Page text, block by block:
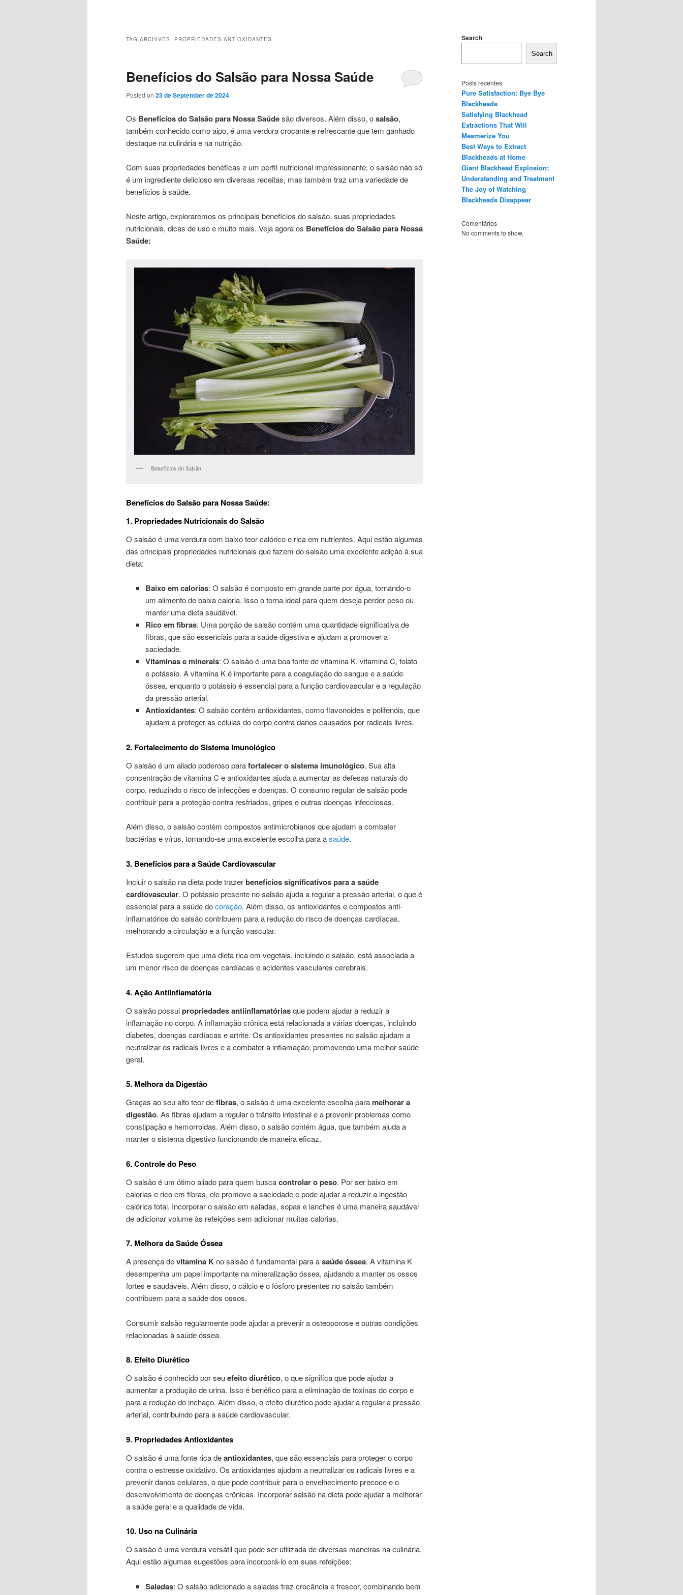
TAG ARCHIVES: PROPRIEDADES ANTIOXIDANTES
Benefícios do Salsão para Nossa Saúde
Posted on 23 de September de 2024
Os Benefícios do Salsão para Nossa Saúdesão diversos. Além disso, osalsão,
também conhecido como aipo, é uma verdura crocante e refrescante que tem ganhado
destaque na culinária e na nutrição.
Com suas propriedades benéficas e um perfil nutricional impressionante, o salsão não só
é um ingrediente delicioso em diversas receitas, mas também traz uma variedade de
benefícios à saúde.
Neste artigo, exploraremos os principais benefícios do salsão, suas propriedades
nutricionais, dicas de uso e muito mais. Veja agora os Benefícios do Salsão para Nossa
Saúde:
Benefícios do Salsão
Benefícios do Salsão para Nossa Saúde:
1. Propriedades Nutricionais do Salsão
O salsão é uma verdura com baixo teor calórico e rica em nutrientes. Aqui estão algumas
das principais propriedades nutricionais que fazem do salsão uma excelente adição à sua
dieta:
Baixo em calorias: O salsão é composto em grande parte por água, tornando-o
um alimento de baixa caloria. Isso o torna ideal para quem deseja perder peso ou
manter uma dieta saudável.
Rico em fibras: Uma porção de salsão contém uma quantidade significativa de
fibras, que são essenciais para a saúde digestiva e ajudam a promover a
saciedade.
Vitaminas e minerais: O salsão é uma boa fonte de vitamina K, vitamina C, folato
e potássio. A vitamina K é importante para a coagulação do sangue e a saúde
óssea, enquanto o potássio é essencial para a função cardiovascular e a regulação
da pressão arterial.
Antioxidantes: O salsão contém antioxidantes, como flavonoides e polifenóis, que
ajudam a proteger as células do corpo contra danos causados por radicais livres.
2. Fortalecimento do Sistema Imunológico
O salsão é um aliado poderoso parafortalecer o sistema imunológico. Sua alta
concentração de vitamina C e antioxidantes ajuda a aumentar as defesas naturais do
corpo, reduzindo o risco de infecções e doenças. O consumo regular de salsão pode
contribuir para a proteção contra resfriados, gripes e outras doenças infecciosas.
Além disso, o salsão contém compostos antimicrobianos que ajudam a combater
bactérias e vírus, tornando-se uma excelente escolha para asaúde.
3. Benefícios para a Saúde Cardiovascular
Incluir o salsão na dieta pode trazerbenefícios significativos para a saúde
cardiovascular. O potássio presente no salsão ajuda a regular a pressão arterial, o que é
essencial para a saúde docoração. Além disso, os antioxidantes e compostos anti-
inflamatórios do salsão contribuem para a redução do risco de doenças cardíacas,
melhorando a circulação e a função vascular.
Estudos sugerem que uma dieta rica em vegetais, incluindo o salsão, está associada a
um menor risco de doenças cardíacas e acidentes vasculares cerebrais.
4. Ação Antiinflamatória
O salsão possuipropriedades antiinflamatóriasque podem ajudar a reduzir a
inflamação no corpo. A inflamação crônica está relacionada a várias doenças, incluindo
diabetes, doenças cardíacas e artrite. Os antioxidantes presentes no salsão ajudam a
neutralizar os radicais livres e a combater a inflamação, promovendo uma melhor saúde
geral.
5. Melhora da Digestão
Graças ao seu alto teor defibras, o salsão é uma excelente escolha para melhorar a
digestão. As fibras ajudam a regular o trânsito intestinal e a prevenir problemas como
constipação e hemorroidas. Além disso, o salsão contém água, que também ajuda a
manter o sistema digestivo funcionando de maneira eficaz.
6. Controle do Peso
O salsão é um ótimo aliado para quem buscacontrolar o peso. Por ser baixo em
calorias e rico em fibras, ele promove a saciedade e pode ajudar a reduzir a ingestão
calórica total. Incorporar o salsão em saladas, sopas e lanches é uma maneira saudável
de adicionar volume às refeições sem adicionar muitas calorias.
7. Melhora da Saúde Óssea
A presença devitamina K no salsão é fundamental para asaúde óssea. A vitamina K
desempenha um papel importante na mineralização óssea, ajudando a manter os ossos
fortes e saudáveis. Além disso, o cálcio e o fósforo presentes no salsão também
contribuem para a saúde dos ossos.
Consumir salsão regularmente pode ajudar a prevenir a osteoporose e outras condições
relacionadas à saúde óssea.
8. Efeito Diurético
O salsão é conhecido por seuefeito diurético, o que significa que pode ajudar a
aumentar a produção de urina. Isso é benéfico para a eliminação de toxinas do corpo e
para a redução do inchaço. Além disso, o efeito diurético pode ajudar a regular a pressão
arterial, contribuindo para a saúde cardiovascular.
9. Propriedades Antioxidantes
O salsão é uma fonte rica deantioxidantes, que são essenciais para proteger o corpo
contra o estresse oxidativo. Os antioxidantes ajudam a neutralizar os radicais livres e a
prevenir danos celulares, o que pode contribuir para o envelhecimento precoce e o
desenvolvimento de doenças crônicas. Incorporar salsão na dieta pode ajudar a melhorar
a saúde geral e a qualidade de vida.
10. Uso na Culinária
O salsão é uma verdura versátil que pode ser utilizada de diversas maneiras na culinária.
Aqui estão algumas sugestões para incorporá-lo em suas refeições:
Saladas: O salsão adicionado a saladas traz crocância e frescor, combinando bem
Search
Search
Posts recentes
Pure Satisfaction: Bye Bye
Blackheads
Satisfying Blackhead
Extractions That Will
Mesmerize You
Best Ways to Extract
Blackheads at Home
Giant Blackhead Explosion:
Understanding and Treatment
The Joy of Watching
Blackheads Disappear
Comentários
No comments to show.